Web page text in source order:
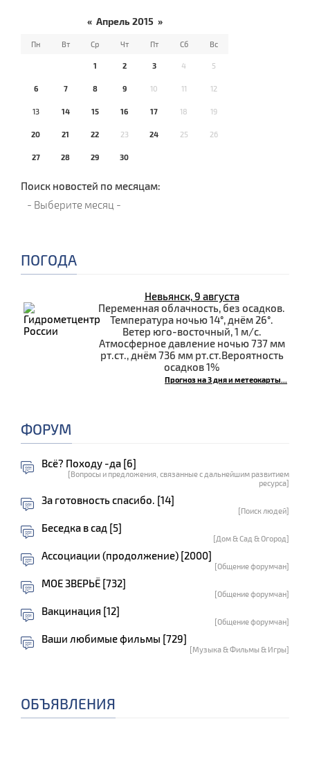
« Апрель 2015 »
Пн Вт Ср Чт Пт Сб Вс
1 2 3 4 5
6 7 8 9 10 11 12
13 14 15 16 17 18 19
20 21 22 23 24 25 26
27 28 29 30
Поиск новостей по месяцам:
ПОГОДА
Невьянск, 9 августа
Переменная облачность, без осадков.
Температура ночью 14°, днём 26°.
Ветер юго-восточный, 1 м/с.
Атмосферное давление ночью 737 мм
рт.ст., днём 736 мм рт.ст.Вероятность
осадков 1%
Прогноз на 3 дня и метеокарты...
ФОРУМ
Всё? Походу -да [6]
[Вопросы и предложения, связанные с дальнейшим развитием
ресурса]
За готовность спасибо. [14]
[Поиск людей]
Беседка в сад [5]
[Дом & Сад & Огород]
Ассоциации (продолжение) [2000]
[Общение форумчан]
МОЕ ЗВЕРЬЁ [732]
[Общение форумчан]
Вакцинация [12]
[Общение форумчан]
Ваши любимые фильмы [729]
[Музыка & Фильмы & Игры]
ОБЪЯВЛЕНИЯ